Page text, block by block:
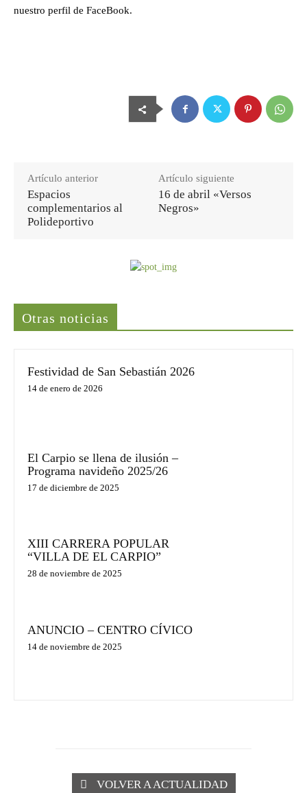
nuestro perfil de FaceBook.
Artículo anterior
Espacios
complementarios al
Polideportivo
Artículo siguiente
16 de abril «Versos
Negros»
Otras noticias
Festividad de San Sebastián 2026
14 de enero de 2026
El Carpio se llena de ilusión –
Programa navideño 2025/26
17 de diciembre de 2025
XIII CARRERA POPULAR
“VILLA DE EL CARPIO”
28 de noviembre de 2025
ANUNCIO – CENTRO CÍVICO
14 de noviembre de 2025
VOLVER A ACTUALIDAD